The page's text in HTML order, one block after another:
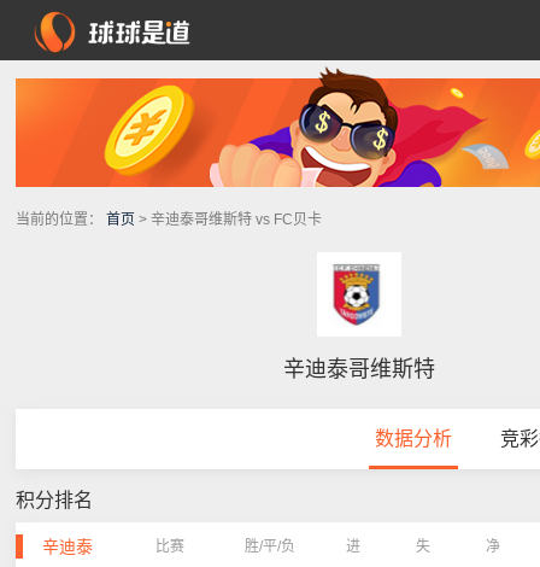
当前的位置： 首页 > 辛迪泰哥维斯特 vs FC贝卡
辛迪泰哥维斯特
数据分析 竞
积分排名
辛迪泰 比赛 胜/平/负 进 失 净